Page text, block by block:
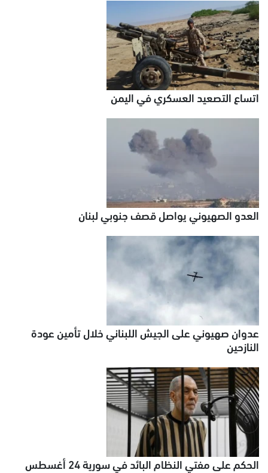
اتساع التصعيد العسكري في اليمن
العدو الصهيوني يواصل قصف جنوبي لبنان
عدوان صهيوني على الجيش اللبناني خلال تأمين عودة
النازحين
الحكم على مفتي النظام البائد في سورية 24 أغسطس